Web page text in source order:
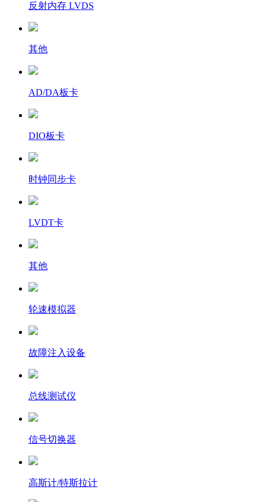
反射内存 LVDS
其他
AD/DA板卡
DIO板卡
时钟同步卡
LVDT卡
其他
轮速模拟器
故障注入设备
总线测试仪
信号切换器
高斯计/特斯拉计